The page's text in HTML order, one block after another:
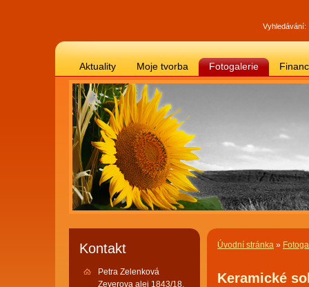
Aktuality Moje tvorba Fotogalerie
Úvodní stránka »
Keramické
Kontakt
Petra Zelenková
Zeyerova alej 1843/18,
Vyhledávání: